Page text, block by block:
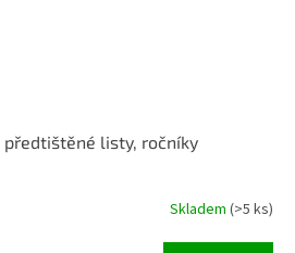
předtištěné listy, ročníky
Skladem (>5 ks)